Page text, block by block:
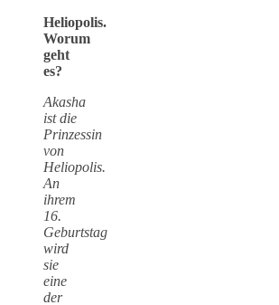
Heliopolis.
Worum
geht
es?
Akasha
ist die
Prinzessin
von
Heliopolis.
An
ihrem
16.
Geburtstag
wird
sie
eine
der